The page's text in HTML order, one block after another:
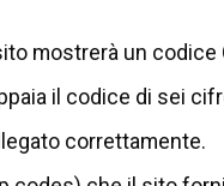
mostrerà un codice
il codice di sei
correttamente.